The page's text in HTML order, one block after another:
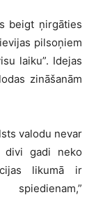
beigt ņirgāties
pilsoņiem
laiku”. Idejas
zināšanām
valodu nevar
divi gadi neko
likumā ir